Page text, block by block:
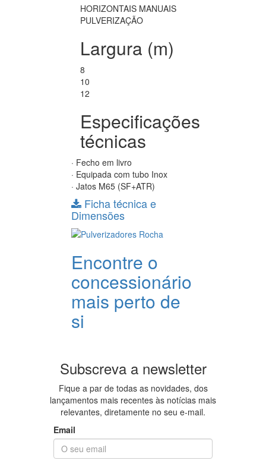
HORIZONTAIS MANUAIS
PULVERIZAÇÃO
Largura (m)
8
10
12
Especificações
técnicas
· Fecho em livro
· Equipada com tubo Inox
· Jatos M65 (SF+ATR)
Ficha técnica e
Dimensões
Encontre o
concessionário
mais perto de
si
Subscreva a newsletter
Fique a par de todas as novidades, dos
lançamentos mais recentes às notícias mais
relevantes, diretamente no seu e-mail.
Email